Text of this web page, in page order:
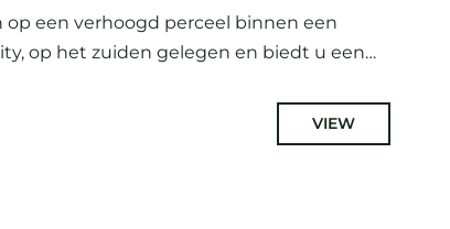
op een verhoogd perceel binnen een
op het zuiden gelegen en biedt u een
VIEW